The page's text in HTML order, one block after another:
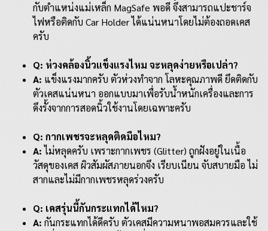
กับตําแหน่งแม่เหล็ก MagSafe พอดี จึงสามารถแปะชาร์จ
ไฟหรือติดกับ Car Holder ได้แน่นหนาโดยไม่ต้องถอดเคส
ครับ
Q: ห่วงคล้องนิ้วแข็งแรงไหม จะหลุดง่ายหรือเปล่า?
A: แข็งแรงมากครับ ตัวห่วงทำจาก โลหะคุณภาพดี ยึดติดกับ
ตัวเคสแน่นหนา ออกแบบมาเพื่อรับน้ำหนักเครื่องและการ
ดึงรั้งจากการสอดนิ้วใช้งานโดยเฉพาะครับ
Q: กากเพชรจะหลุดติดมือไหม?
A:ไม่หลุดครับ เพราะกากเพชร (Glitter) ถูกฝังอยู่ในเนื้อ
วัสดุของเคส ผิวสัมผัสภายนอกจึง เรียบเนียน จับสบายมือ ไม่
สากและไม่มีกากเพชรหลุดร่วงครับ
Q: เคสรุ่นนี้กันกระแทกได้ไหม?
A: กันกระแทกได้ดีครับ ตัวเคสมีความหนาพอสมควรและใช้